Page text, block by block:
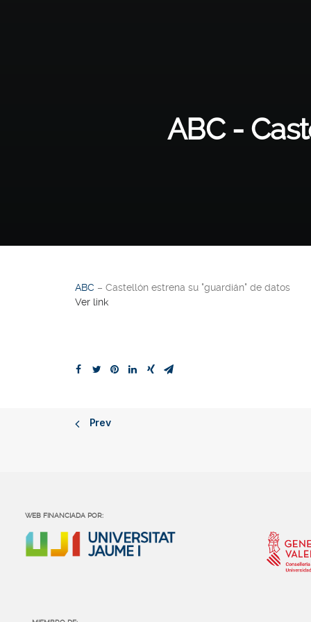
ABC -
ABC – Castellón estrena su "guardián" de datos
Ver link
Prev
WEB FINANCIADA POR: